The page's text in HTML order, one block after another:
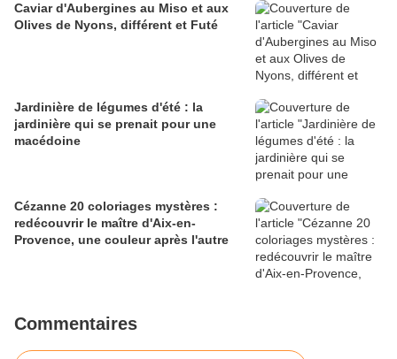
Caviar d'Aubergines au Miso et aux
Olives de Nyons, différent et Futé
Jardinière de légumes d'été : la
jardinière qui se prenait pour une
macédoine
Cézanne 20 coloriages mystères :
redécouvrir le maître d'Aix-en-
Provence, une couleur après l'autre
Commentaires